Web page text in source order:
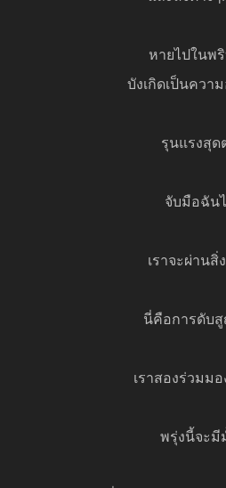
หายไปในพ
บังเกิดเป็นควา
รุนแรงสุด
จับมือฉัน
เราจะผ่านสิ่
นี่คือการดับ
เราสองร่วมม
พรุ่งนี้จะมี